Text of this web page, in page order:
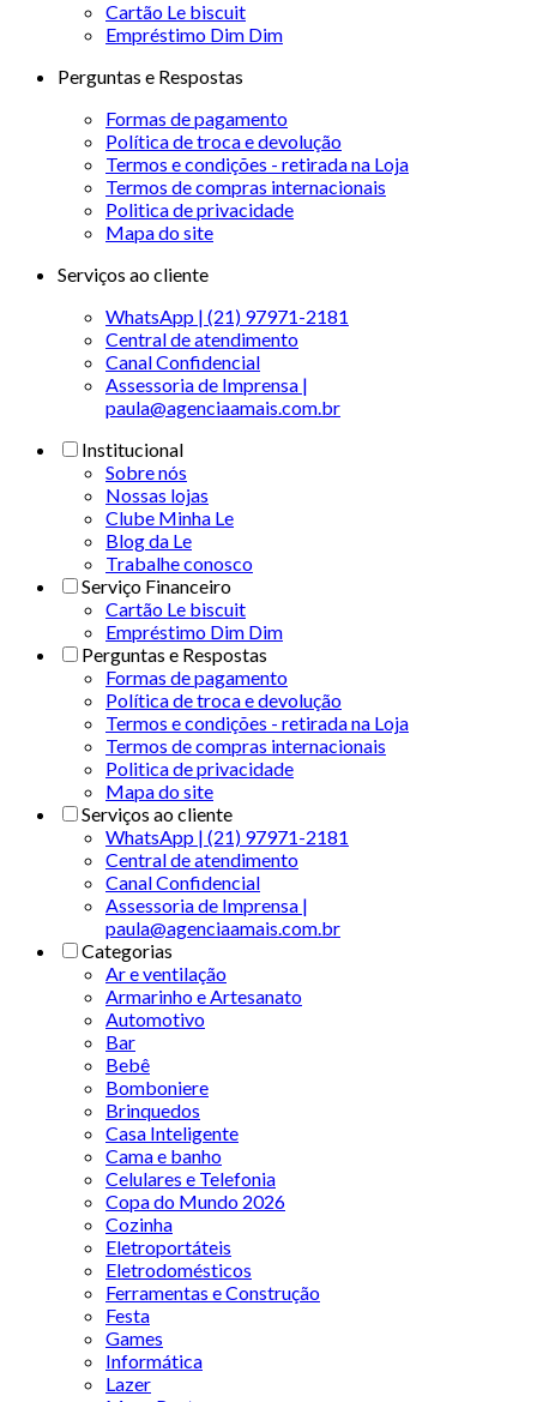
Cartão Le biscuit
Empréstimo Dim Dim
Perguntas e Respostas
Formas de pagamento
Política de troca e devolução
Termos e condições - retirada na Loja
Termos de compras internacionais
Politica de privacidade
Mapa do site
Serviços ao cliente
WhatsApp | (21) 97971-2181
Central de atendimento
Canal Confidencial
Assessoria de Imprensa |
paula@agenciaamais.com.br
Institucional
Sobre nós
Nossas lojas
Clube Minha Le
Blog da Le
Trabalhe conosco
Serviço Financeiro
Cartão Le biscuit
Empréstimo Dim Dim
Perguntas e Respostas
Formas de pagamento
Política de troca e devolução
Termos e condições - retirada na Loja
Termos de compras internacionais
Politica de privacidade
Mapa do site
Serviços ao cliente
WhatsApp | (21) 97971-2181
Central de atendimento
Canal Confidencial
Assessoria de Imprensa |
paula@agenciaamais.com.br
Categorias
Ar e ventilação
Armarinho e Artesanato
Automotivo
Bar
Bebê
Bomboniere
Brinquedos
Casa Inteligente
Cama e banho
Celulares e Telefonia
Copa do Mundo 2026
Cozinha
Eletroportáteis
Eletrodomésticos
Ferramentas e Construção
Festa
Games
Informática
Lazer